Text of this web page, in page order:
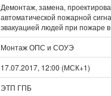
Демонтаж, замена,
автоматической пожарной
эвакуацией людей при пожаре
Монтаж ОПС и СОУЭ
17.07.2017, 12:00 (МСК+1)
ЭТП ГПБ